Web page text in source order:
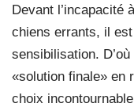
Devant l’incapacité
chiens errants, il
sensibilisation.
«solution finale» en
choix